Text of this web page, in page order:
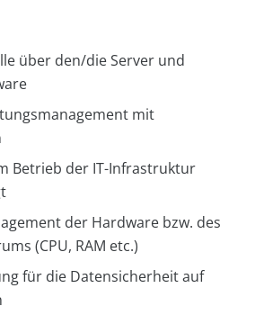
über den/die Server und
mit
Betrieb der IT-Infrastruktur
der Hardware bzw. des
(CPU, RAM etc.)
für die Datensicherheit auf